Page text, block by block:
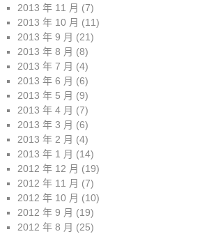
2013 年 11 月 (7)
2013 年 10 月 (11)
2013 年 9 月 (21)
2013 年 8 月 (8)
2013 年 7 月 (4)
2013 年 6 月 (6)
2013 年 5 月 (9)
2013 年 4 月 (7)
2013 年 3 月 (6)
2013 年 2 月 (4)
2013 年 1 月 (14)
2012 年 12 月 (19)
2012 年 11 月 (7)
2012 年 10 月 (10)
2012 年 9 月 (19)
2012 年 8 月 (25)